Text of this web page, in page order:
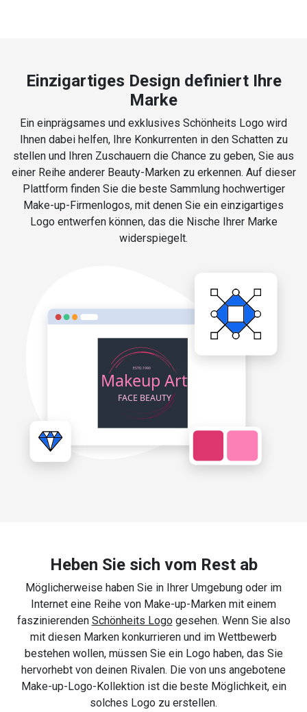
Einzigartiges Design definiert Ihre
Marke
Ein einprägsames und exklusives Schönheits Logo wird
Ihnen dabei helfen, Ihre Konkurrenten in den Schatten zu
stellen und Ihren Zuschauern die Chance zu geben, Sie aus
einer Reihe anderer Beauty-Marken zu erkennen. Auf dieser
Plattform finden Sie die beste Sammlung hochwertiger
Make-up-Firmenlogos, mit denen Sie ein einzigartiges
Logo entwerfen können, das die Nische Ihrer Marke
widerspiegelt.
Heben Sie sich vom Rest ab
Möglicherweise haben Sie in Ihrer Umgebung oder im
Internet eine Reihe von Make-up-Marken mit einem
faszinierenden Schönheits Logogesehen. Wenn Sie also
mit diesen Marken konkurrieren und im Wettbewerb
bestehen wollen, müssen Sie ein Logo haben, das Sie
hervorhebt von deinen Rivalen. Die von uns angebotene
Make-up-Logo-Kollektion ist die beste Möglichkeit, ein
solches Logo zu erstellen.